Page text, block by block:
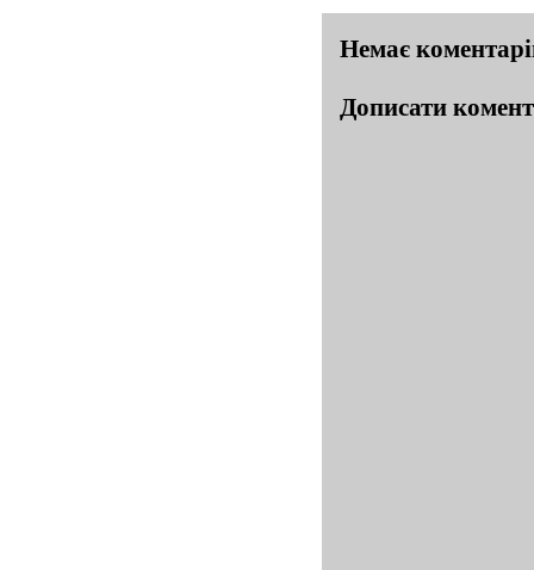
Немає
Дописати